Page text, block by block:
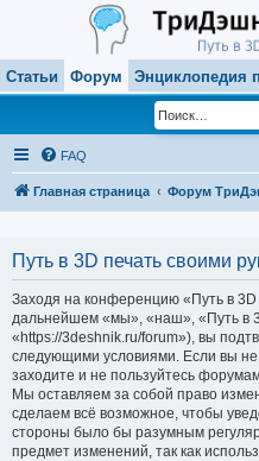
Статьи Форум Энциклопедия
FAQ
Главная страница Форум
Путь в 3D печать своими
Заходя на конференцию «Путь в 3D
дальнейшем «мы», «наш», «Путь в
«https://3deshnik.ru/forum»), вы
следующими условиями. Если вы
заходите и не пользуйтесь
Мы оставляем за собой право
сделаем всё возможное, чтобы
стороны было бы разумным
предмет изменений, так как